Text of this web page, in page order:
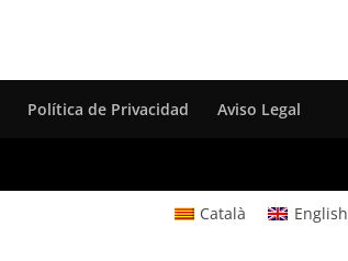
Política de Privacidad Aviso Legal
Català English